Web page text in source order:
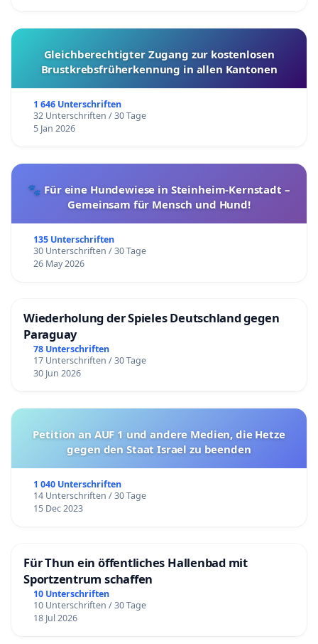
Gleichberechtigter Zugang zur kostenlosen
Brustkrebsfrüherkennung in allen Kantonen
1 646 Unterschriften
32 Unterschriften / 30 Tage
5 Jan 2026
🐾 Für eine Hundewiese in Steinheim-Kernstadt –
Gemeinsam für Mensch und Hund!
135 Unterschriften
30 Unterschriften / 30 Tage
26 May 2026
Wiederholung der Spieles Deutschland gegen
Paraguay
78 Unterschriften
17 Unterschriften / 30 Tage
30 Jun 2026
Petition an AUF 1 und andere Medien, die Hetze
gegen den Staat Israel zu beenden
1 040 Unterschriften
14 Unterschriften / 30 Tage
15 Dec 2023
Für Thun ein öffentliches Hallenbad mit
Sportzentrum schaffen
10 Unterschriften
10 Unterschriften / 30 Tage
18 Jul 2026